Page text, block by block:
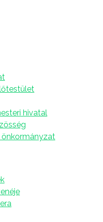
hivatal
önkormányzat
MELLÉKLETTEL!